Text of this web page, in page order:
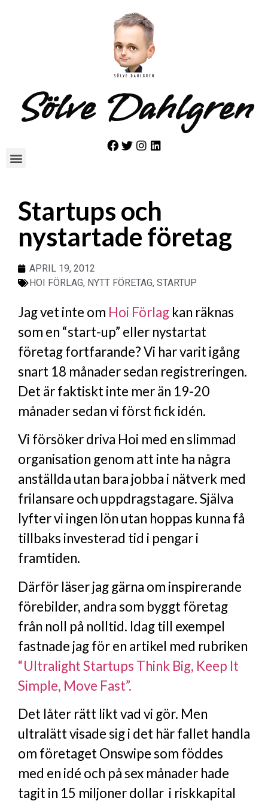
Sölve Dahlgren
Startups och
nystartade företag
APRIL 19, 2012
HOI FÖRLAG, NYTT FÖRETAG, STARTUP
Jag vet inte om Hoi Förlag kan räknas
som en “start-up” eller nystartat
företag fortfarande? Vi har varit igång
snart 18 månader sedan registreringen.
Det är faktiskt inte mer än 19-20
månader sedan vi först fick idén.
Vi försöker driva Hoi med en slimmad
organisation genom att inte ha några
anställda utan bara jobba i nätverk med
frilansare och uppdragstagare. Själva
lyfter vi ingen lön utan hoppas kunna få
tillbaks investerad tid i pengar i
framtiden.
Därför läser jag gärna om inspirerande
förebilder, andra som byggt företag
från noll på nolltid. Idag till exempel
fastnade jag för en artikel med rubriken
“Ultralight Startups Think Big, Keep It
Simple, Move Fast”.
Det låter rätt likt vad vi gör. Men
ultralätt visade sig i det här fallet handla
om företaget Onswipe som föddes
med en idé och på sex månader hade
tagit in 15 miljoner dollar i riskkapital